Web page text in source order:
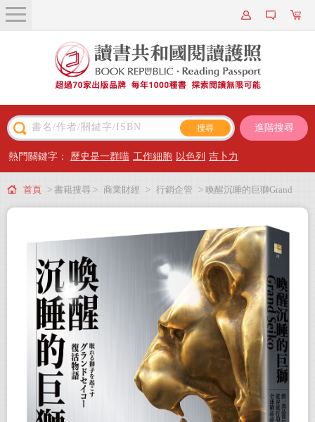
關於我們
近期新書
主題閱讀
出版專區
會員專屬
會員儲值方案
進階搜尋
熱門關鍵字： 歷史是一群喵 工作細胞 以色列 吉卜力
首頁 > 書籍搜尋 > 商業財經 > 行銷企管 > 喚醒沉睡的巨獅Grand
Seiko：將一流品質的商品，從谷底打造成極具競爭力的全球精品品牌經營之路